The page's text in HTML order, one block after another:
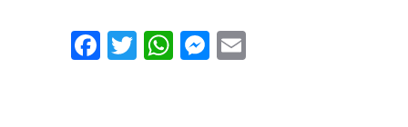
Facebook
Twitter
WhatsApp
Messenger